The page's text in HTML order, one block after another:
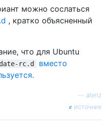
можно сослаться
, кратко объясненный
что для Ubuntu
rc.d
вместо
atenz
источник